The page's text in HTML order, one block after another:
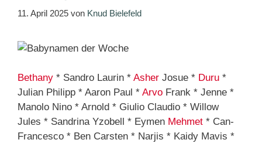
11. April 2025 von Knud Bielefeld
Bethany * Sandro Laurin * Asher Josue * Duru *
Julian Philipp * Aaron Paul * Arvo Frank * Jenne *
Manolo Nino * Arnold * Giulio Claudio * Willow
Jules * Sandrina Yzobell * Eymen Mehmet * Can-
Francesco * Ben Carsten * Narjis * Kaidy Mavis *